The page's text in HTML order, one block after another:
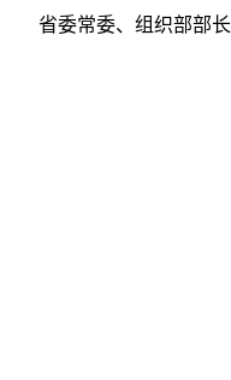
省委常委、组织部部